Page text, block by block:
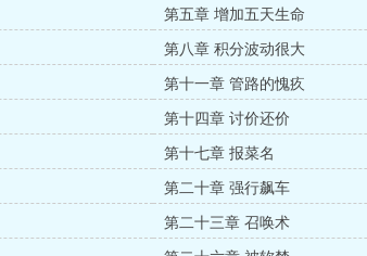
第五章 增加五天生命
第八章 积分波动很大
第十一章 管路的愧疚
第十四章 讨价还价
第十七章 报菜名
第二十章 强行飙车
第二十三章 召唤术